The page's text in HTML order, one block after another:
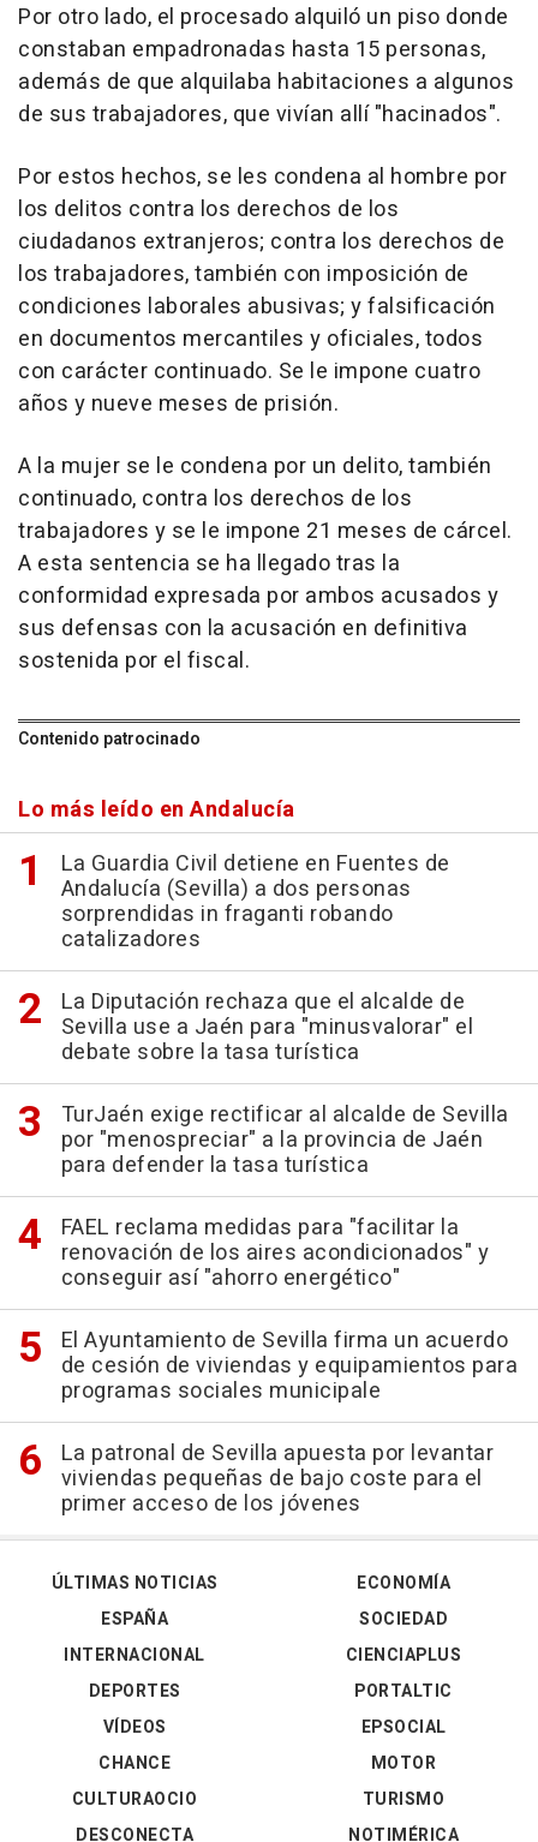
Por otro lado, el procesado alquiló un piso donde
constaban empadronadas hasta 15 personas,
además de que alquilaba habitaciones a algunos
de sus trabajadores, que vivían allí "hacinados".
Por estos hechos, se les condena al hombre por
los delitos contra los derechos de los
ciudadanos extranjeros; contra los derechos de
los trabajadores, también con imposición de
condiciones laborales abusivas; y falsificación
en documentos mercantiles y oficiales, todos
con carácter continuado. Se le impone cuatro
años y nueve meses de prisión.
A la mujer se le condena por un delito, también
continuado, contra los derechos de los
trabajadores y se le impone 21 meses de cárcel.
A esta sentencia se ha llegado tras la
conformidad expresada por ambos acusados y
sus defensas con la acusación en definitiva
sostenida por el fiscal.
Contenido patrocinado
Lo más leído en Andalucía
La Guardia Civil detiene en Fuentes de
Andalucía (Sevilla) a dos personas
sorprendidas in fraganti robando
catalizadores
La Diputación rechaza que el alcalde de
Sevilla use a Jaén para "minusvalorar" el
debate sobre la tasa turística
TurJaén exige rectificar al alcalde de Sevilla
por "menospreciar" a la provincia de Jaén
para defender la tasa turística
FAEL reclama medidas para "facilitar la
renovación de los aires acondicionados" y
conseguir así "ahorro energético"
El Ayuntamiento de Sevilla firma un acuerdo
de cesión de viviendas y equipamientos para
programas sociales municipale
La patronal de Sevilla apuesta por levantar
viviendas pequeñas de bajo coste para el
primer acceso de los jóvenes
ÚLTIMAS NOTICIAS
ESPAÑA
INTERNACIONAL
DEPORTES
VÍDEOS
ECONOMÍA
SOCIEDAD
CIENCIAPLUS
PORTALTIC
EPSOCIAL
CHANCE
CULTURAOCIO
DESCONECTA
MOTOR
TURISMO
NOTIMÉRICA